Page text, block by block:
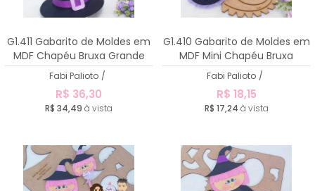
G1.411 Gabarito de Moldes em
MDF Chapéu Bruxa Grande
Fabi Palioto /
R$ 36,30
R$ 34,49 à vista
G1.410 Gabarito de Moldes em
MDF Mini Chapéu Bruxa
Fabi Palioto /
R$ 18,15
R$ 17,24 à vista